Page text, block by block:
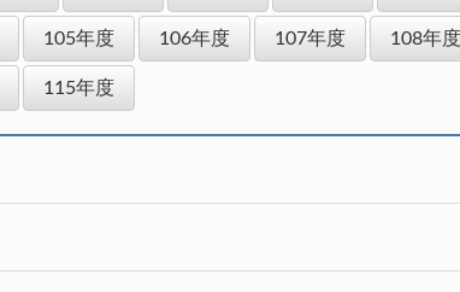
105年度 106年度 107年度 108年度
115年度